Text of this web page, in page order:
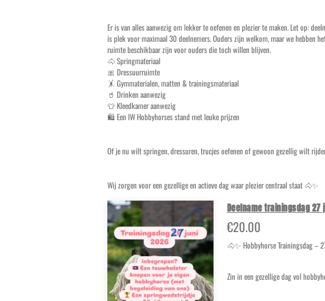
Er is van alles aanwezig om lekker te oefenen en plezier te maken. Let op:
is plek voor maximaal 30 deelnemers. Ouders zijn welkom, maar we
ruimte beschikbaar zijn voor ouders die toch willen blijven.
🐴 Springmateriaal
🎀 Dressuurruimte
🤸 Gymmaterialen, matten & trainingsmateriaal
🥤 Drinken aanwezig
👕 Kleedkamer aanwezig
🛍️ Een IW Hobbyhorses stand met leuke prijzen
Of je nu wilt springen, dressuren, trucjes oefenen of gewoon gezellig wilt
Wij zorgen voor een gezellige en actieve dag waar plezier centraal staat 🐴✨
Deelname trainingsdag 27
€20.00
🐴✨ Hobbyhorse Trainingsdag –
Zin in een gezellige dag vol